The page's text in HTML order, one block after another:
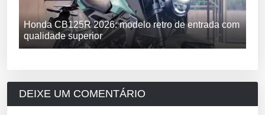
Honda CB125R 2026: modelo retro de entrada com
qualidade superior
DEIXE UM COMENTÁRIO